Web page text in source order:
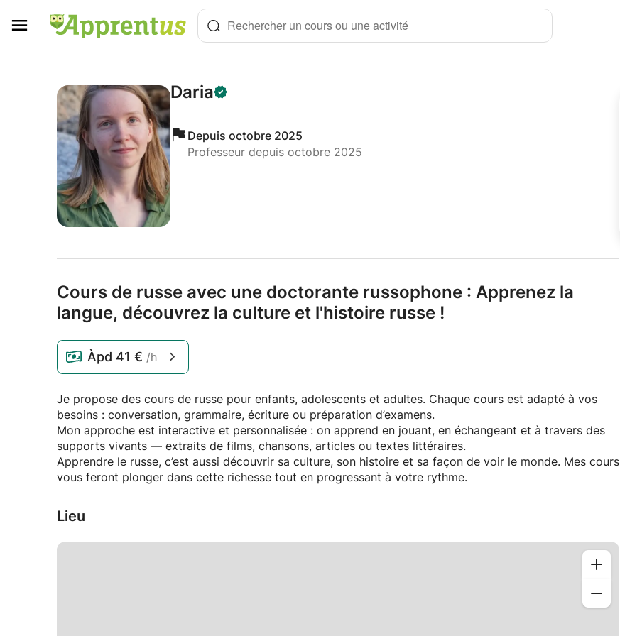
Rechercher un cours ou une activité
Daria
Depuis octobre 2025
Professeur depuis octobre 2025
Cours de russe avec une doctorante russophone : Apprenez la
langue, découvrez la culture et l'histoire russe !
Àpd 41 € /h
Je propose des cours de russe pour enfants, adolescents et adultes. Chaque cours est adapté à vos
besoins : conversation, grammaire, écriture ou préparation d’examens.
Mon approche est interactive et personnalisée : on apprend en jouant, en échangeant et à travers des
supports vivants — extraits de films, chansons, articles ou textes littéraires.
Apprendre le russe, c’est aussi découvrir sa culture, son histoire et sa façon de voir le monde. Mes cours
vous feront plonger dans cette richesse tout en progressant à votre rythme.
Lieu